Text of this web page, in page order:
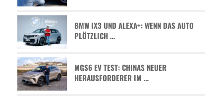
BMW IX3 UND ALEXA+: WENN DAS AUTO
PLÖTZLICH …
MGS6 EV TEST: CHINAS NEUER
HERAUSFORDERER IM …